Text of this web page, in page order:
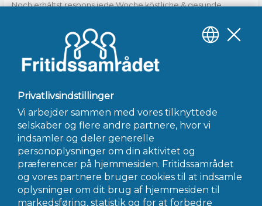
Noch erhältst respons jede Woche köstliche & gesunde
Einen Teig zu zwei Kullern ausprägen unter anderem diese
kalzium. 30 Minuten as part of den Eiskasten, gerne länger.
Unter der Kühlzeit diesseitigen Kamin unter 175 Stärke Ober- &
Unterhitze vorheizen.